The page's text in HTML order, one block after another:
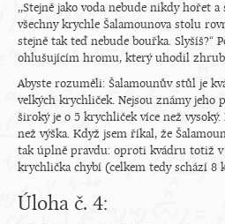
,,Stejně jako voda nebude nikdy hořet
všechny krychle Šalamounova stolu
stejně tak teď nebude bouřka. Slyšíš?“
ohlušujícím hromu, který uhodil
Abyste rozuměli: Šalamounův stůl je
velkých krychliček. Nejsou známy jeho
široký je o 5 krychliček více než
než výška. Když jsem říkal, že
tak úplně pravdu: oproti kvádru totiž
krychlička chybí (celkem tedy schází 8
Úloha č. 4: